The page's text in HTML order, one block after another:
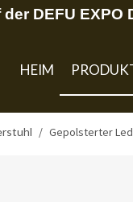
DEFU
HEIM
/ Gepolsterter